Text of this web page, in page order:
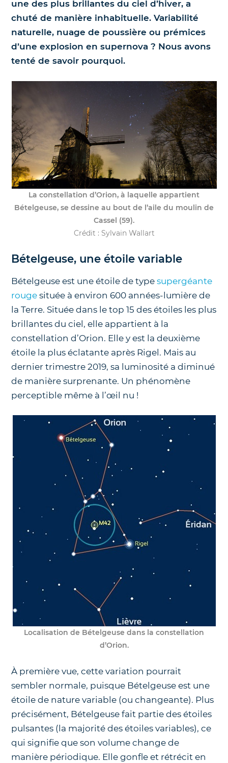
Science et exploration spatiale
Le coin des enfants
Nos jumelles pour l'astronomie
une des plus brillantes du ciel d’hiver, a
chuté de manière inhabituelle. Variabilité
naturelle, nuage de poussière ou prémices
d’une explosion en supernova ? Nous avons
tenté de savoir pourquoi.
La constellation d’Orion, à laquelle appartient
Bételgeuse, se dessine au bout de l’aile du moulin de
Cassel (59).
Crédit : Sylvain Wallart
Bételgeuse, une étoile variable
Bételgeuse est une étoile de typesupergéante
rouge située à environ 600 années-lumière de
la Terre. Située dans le top 15 des étoiles les plus
brillantes du ciel, elle appartient à la
constellation d’Orion. Elle y est la deuxième
étoile la plus éclatante après Rigel. Mais au
dernier trimestre 2019, sa luminosité a diminué
de manière surprenante. Un phénomène
perceptible même à l’œil nu !
Localisation de Bételgeuse dans la constellation
d’Orion.
À première vue, cette variation pourrait
sembler normale, puisque Bételgeuse est une
étoile de nature variable (ou changeante). Plus
précisément, Bételgeuse fait partie des étoiles
pulsantes (la majorité des étoiles variables), ce
qui signifie que son volume change de
manière périodique. Elle gonfle et rétrécit en